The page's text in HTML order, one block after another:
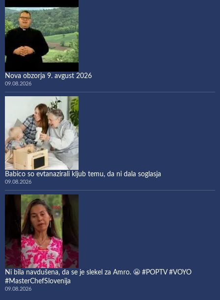
Nova obzorja 9. avgust 2026
09.08.2026
Babico so evtanazirali kljub temu, da ni dala soglasja
09.08.2026
Ni bila navdušena, da se je slekel za Amro. 😬 #POPTV #VOYO
#MasterChefSlovenija
09.08.2026